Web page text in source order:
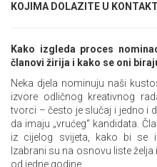
KOJIMA DOLAZITE U
Kako izgleda proces
članovi žirija i kako se oni
Neka djela nominuju naši
izvore odličnog kreativnog
tvorci – često je slučaj i jedno i
da imaju „vrućeg“ kandidata.
iz cijelog svijeta, kako bi se
Izabrani su na osnovu liste
od jedne godine.